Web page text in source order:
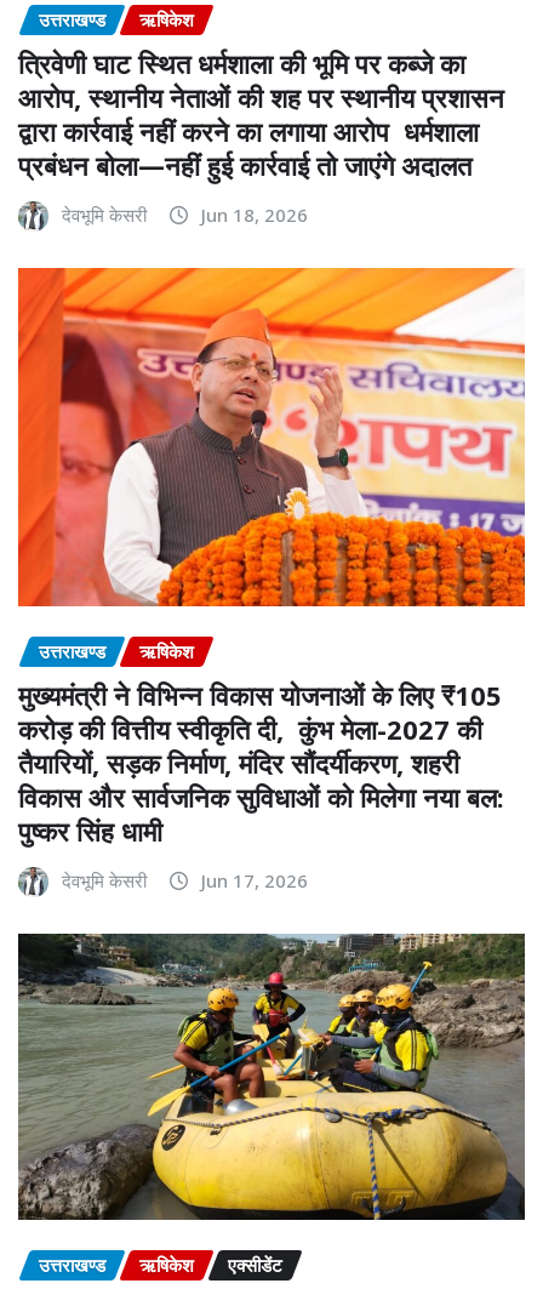
उत्तराखण्ड ऋषिकेश
त्रिवेणी घाट स्थित धर्मशाला की भूमि पर कब्जे का
आरोप, स्थानीय नेताओं की शह पर स्थानीय प्रशासन
द्वारा कार्रवाई नहीं करने का लगाया आरोप धर्मशाला
प्रबंधन बोला—नहीं हुई कार्रवाई तो जाएंगे अदालत
देवभूमि केसरी Jun 18, 2026
उत्तराखण्ड ऋषिकेश
मुख्यमंत्री ने विभिन्न विकास योजनाओं के लिए ₹105
करोड़ की वित्तीय स्वीकृति दी, कुंभ मेला-2027 की
तैयारियों, सड़क निर्माण, मंदिर सौंदर्यीकरण, शहरी
विकास और सार्वजनिक सुविधाओं को मिलेगा नया बल:
पुष्कर सिंह धामी
देवभूमि केसरी Jun 17, 2026
उत्तराखण्ड ऋषिकेश एक्सीडेंट